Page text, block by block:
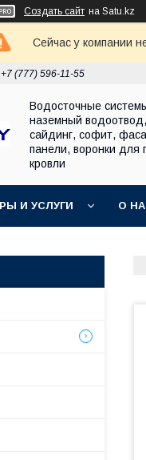
Создать сайт на Satu.kz
Сейчас у компании
+7 (777) 596-11-55
Водосточные
наземный водоотвод,
сайдинг, софит,
панели, воронки для
кровли
И УСЛУГИ О